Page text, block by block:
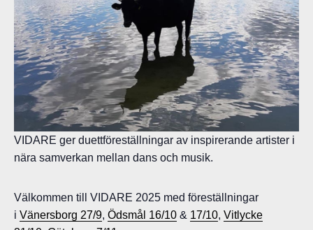
VIDARE ger duettföreställningar av inspirerande artister i
nära samverkan mellan dans och musik.
Välkommen till VIDARE 2025 med föreställningar
i Vänersborg 27/9, Ödsmål 16/10 & 17/10, Vitlycke